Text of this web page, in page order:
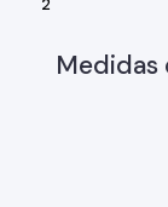
2
Medidas